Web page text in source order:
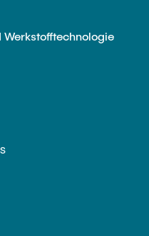
Werkstofftechnologie